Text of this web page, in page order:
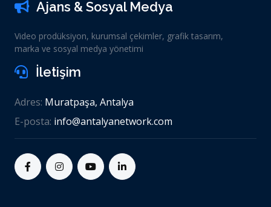
Ajans & Sosyal Medya
Video prodüksiyon, kurumsal çekimler, grafik tasarım,
marka ve sosyal medya yönetimi
İletişim
Adres: Muratpaşa, Antalya
E-posta: info@antalyanetwork.com